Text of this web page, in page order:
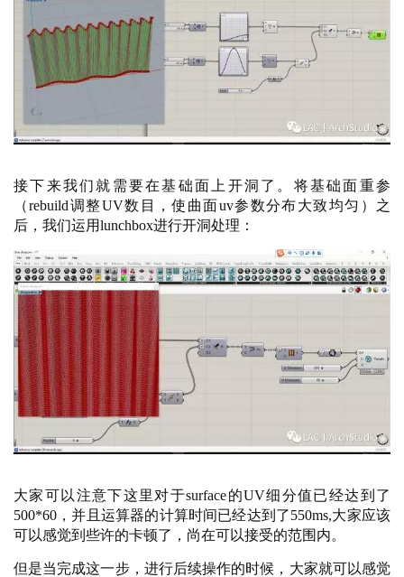
接下来我们就需要在基础面上开洞了。将基础面重参
（rebuild调整UV数目，使曲面uv参数分布大致均匀）之
后，我们运用lunchbox进行开洞处理：
大家可以注意下这里对于surface的UV细分值已经达到了
500*60，并且运算器的计算时间已经达到了550ms,大家应该
可以感觉到些许的卡顿了，尚在可以接受的范围内。
但是当完成这一步，进行后续操作的时候，大家就可以感觉